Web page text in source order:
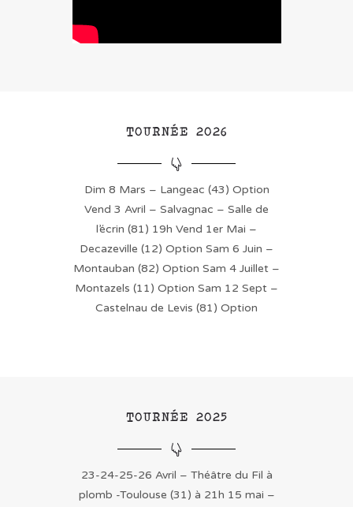
TOURNÉE 2026
Dim 8 Mars – Langeac (43) Option
Vend 3 Avril – Salvagnac – Salle de
l’écrin (81) 19h Vend 1er Mai –
Decazeville (12) Option Sam 6 Juin –
Montauban (82) Option Sam 4 Juillet –
Montazels (11) Option Sam 12 Sept –
Castelnau de Levis (81) Option
TOURNÉE 2025
23-24-25-26 Avril – Théâtre du Fil à
plomb -Toulouse (31) à 21h 15 mai –